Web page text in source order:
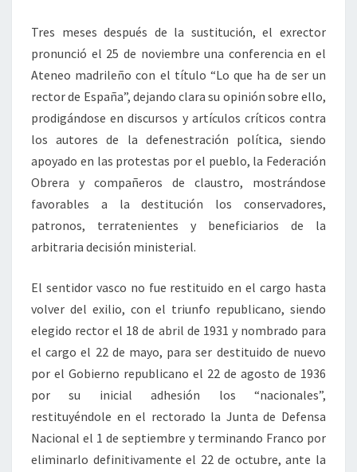
Tres meses después de la sustitución, el exrector
pronunció el 25 de noviembre una conferencia en el
Ateneo madrileño con el título “Lo que ha de ser un
rector de España”, dejando clara su opinión sobre ello,
prodigándose en discursos y artículos críticos contra
los autores de la defenestración política, siendo
apoyado en las protestas por el pueblo, la Federación
Obrera y compañeros de claustro, mostrándose
favorables a la destitución los conservadores,
patronos, terratenientes y beneficiarios de la
arbitraria decisión ministerial.
El sentidor vasco no fue restituido en el cargo hasta
volver del exilio, con el triunfo republicano, siendo
elegido rector el 18 de abril de 1931 y nombrado para
el cargo el 22 de mayo, para ser destituido de nuevo
por el Gobierno republicano el 22 de agosto de 1936
por su inicial adhesión los “nacionales”,
restituyéndole en el rectorado la Junta de Defensa
Nacional el 1 de septiembre y terminando Franco por
eliminarlo definitivamente el 22 de octubre, ante la